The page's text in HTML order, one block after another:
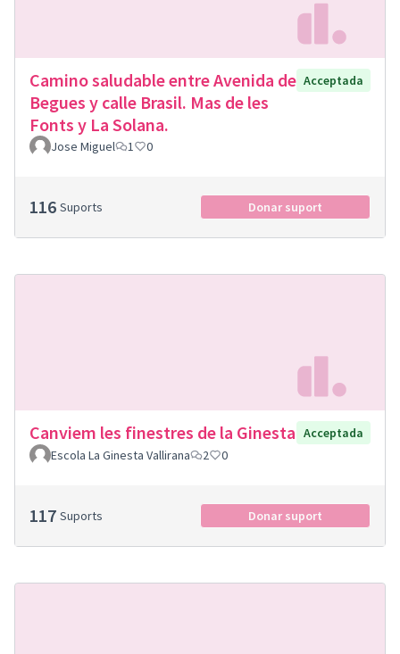
Camino saludable entre Avenida de
Begues y calle Brasil. Mas de les
Fonts y La Solana.
Acceptada
Jose Miguel 1 0
116 Suports Donar suport
Canviem les finestres de la Ginesta Acceptada
Escola La Ginesta Vallirana
2 0
117 Suports Donar suport